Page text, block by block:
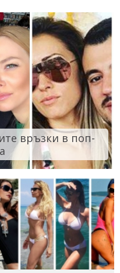
връзки в поп-